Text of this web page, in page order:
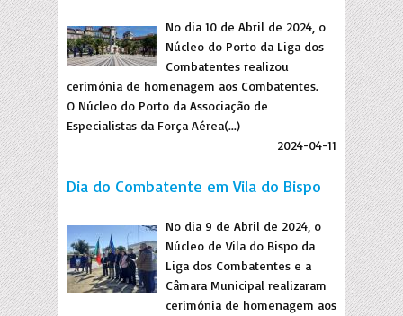
No dia 10 de Abril de 2024, o
Núcleo do Porto da Liga dos
Combatentes realizou
cerimónia de homenagem aos Combatentes.
O Núcleo do Porto da Associação de
Especialistas da Força Aérea(...)
2024-04-11
Dia do Combatente em Vila do Bispo
No dia 9 de Abril de 2024, o
Núcleo de Vila do Bispo da
Liga dos Combatentes e a
Câmara Municipal realizaram
cerimónia de homenagem aos